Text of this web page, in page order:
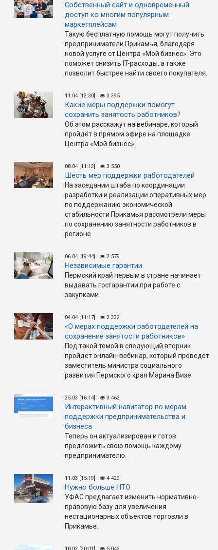
Собственный сайт и одновременный
доступ ко многим популярным
маркетплейсам
Такую бесплатную помощь могут получить
предприниматели Прикамья, благодаря
новой услуге от Центра «Мой бизнес». Это
поможет снизить IT-расходы, а также
позволит быстрее найти своего покупателя.
11.04 [12:30] 3 395
Какие меры поддержки помогут
сохранить занятость работников?
Об этом расскажут на вебинаре, который
пройдёт в прямом эфире на площадке
Центра «Мой бизнес».
08.04 [11:12] 3 550
Шесть мер поддержки работодателей
На заседании штаба по координации
разработки и реализации оперативных мер
по поддержанию экономической
стабильности Прикамья рассмотрели меры
по сохранению занятности работников в
регионе.
06.04 [19:44] 2 579
Независимые гарантии
Пермский край первым в стране начинает
выдавать госгарантии при работе с
закупками.
04.04 [11:17] 2 332
«О мерах поддержки работодателей на
сохранение занятости работников»
Под такой темой в следующий вторник
пройдёт онлайн-вебинар, который проведёт
заместитель министра социального
развития Пермского края Марина Визе.
25.03 [16:14] 3 462
Интерактивный навигатор по мерам
поддержки предпринимательства и
бизнеса
Теперь он актуализирован и готов
предложить свою помощь каждому
предпринимателю.
11.03 [15:19] 4 429
Нужно больше НТО
УФАС предлагает изменить нормативно-
правовую базу для увеличения
нестационарных объектов торговли в
Прикамье.